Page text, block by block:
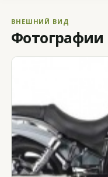
ВНЕШНИЙ ВИД
Фотографии